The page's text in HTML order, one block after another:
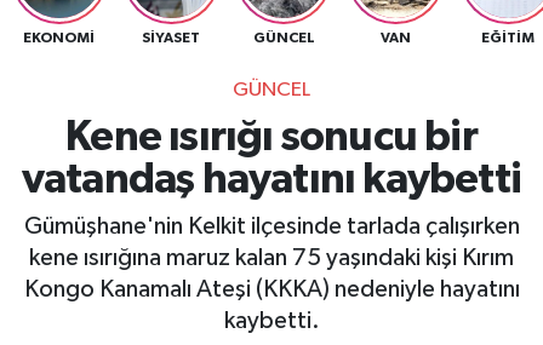
EKONOMİ SİYASET GÜNCEL VAN EĞİTİM
GÜNCEL
Kene ısırığı sonucu bir
vatandaş hayatını kaybetti
Gümüşhane'nin Kelkit ilçesinde tarlada çalışırken
kene ısırığına maruz kalan 75 yaşındaki kişi Kırım
Kongo Kanamalı Ateşi (KKKA) nedeniyle hayatını
kaybetti.
Van Trafik Yoğunluk Haritası
Süper Lig Puan Durumu ve Fikstür
Tüm Manşetler
Son Dakika Haberleri
Haber Arşivi